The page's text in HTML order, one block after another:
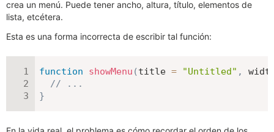
crea un menú. Puede tener ancho, altura, título, elementos de
lista, etcétera.
Esta es una forma incorrecta de escribir tal función:
function showMenu (title = "Untitled" ,
// ...
}